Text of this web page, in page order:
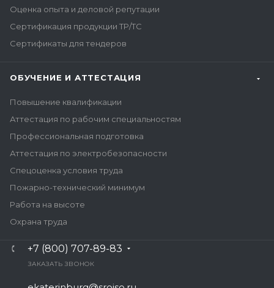
Оценка опыта и деловой репутации
Сертификация продукции ТР/ТС
Сертификаты для тендеров
ОБУЧЕНИЕ И АТТЕСТАЦИЯ
Повышение квалификации
Аттестация по рабочим специальностям
Профессиональная подготовка
Аттестация по электробезопасности
Спецоценка условия труда
Пожарно-технический минимум
Работа на высоте
Охрана труда
+7 (800) 707-89-83
ЗАКАЗАТЬ ЗВОНОК